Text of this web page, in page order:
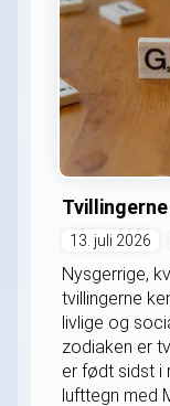
13. juli 2026
Nysgerrige,
tvillingerne
livlige og
zodiaken er
er født sidst i
lufttegn med